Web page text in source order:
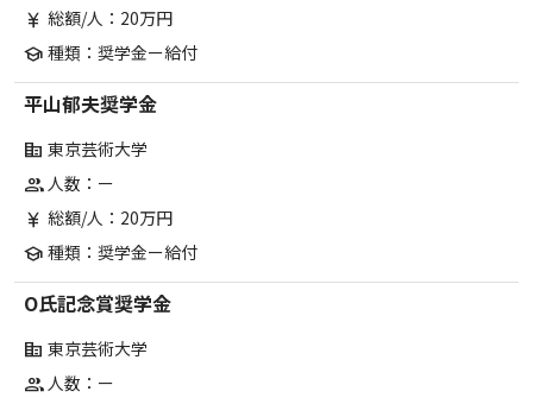
currency_yen 総額/人：20万円
school 種類：奨学金ー給付
平山郁夫奨学金
corporate_fare 東京芸術大学
group人数：ー
currency_yen 総額/人：20万円
school 種類：奨学金ー給付
O氏記念賞奨学金
corporate_fare 東京芸術大学
group人数：ー